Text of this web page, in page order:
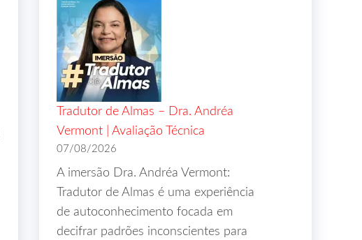
Tradutor de Almas – Dra. Andréa
Vermont | Avaliação Técnica
07/08/2026
A imersão Dra. Andréa Vermont:
Tradutor de Almas é uma experiência
de autoconhecimento focada em
decifrar padrões inconscientes para